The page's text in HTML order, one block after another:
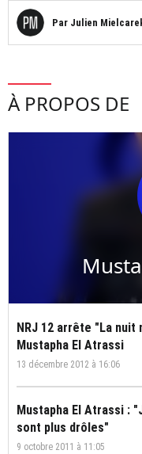
Par Julien
À PROPOS DE
NRJ 12 arrête "La
Mustapha El Atrassi
13 décembre 2012 à 16:06
Mustapha El Atrassi :
sont plus drôles"
9 octobre 2011 à 11:05